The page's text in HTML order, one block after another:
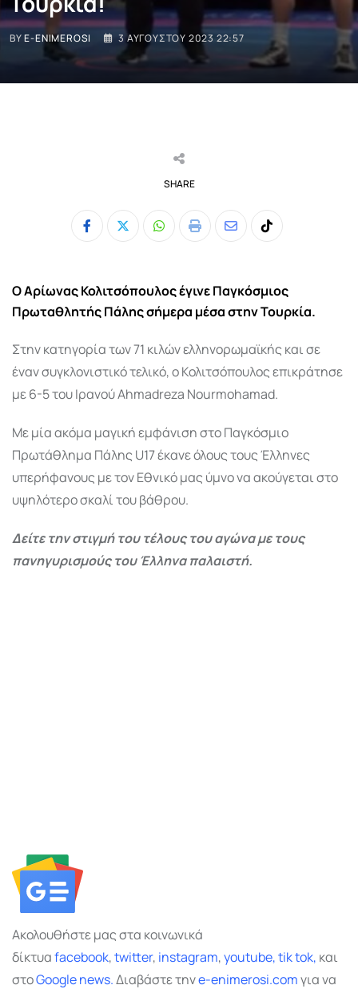
BYE-ENIMEROSI 3 ΑΥΓΟΎΣΤΟΥ 2023 22:57
SHARE
Whatsapp
Print
ShareTiktok
Ο Αρίωνας ΚολιτσόπουλοςέγινεΠαγκόσμιος
Πρωταθλητής Πάλης σήμερα μέσα στηνΤουρκία.
Στην κατηγορία των 71 κιλών ελληνορωμαϊκής και σε
έναν συγκλονιστικό τελικό, ο Κολιτσόπουλος επικράτησε
με 6-5 του Ιρανού Ahmadreza Nourmohamad.
Με μία ακόμα μαγική εμφάνιση στο Παγκόσμιο
Πρωτάθλημα Πάλης U17 έκανε όλους τους Έλληνες
υπερήφανους με τον Εθνικό μας ύμνο να ακούγεται στο
υψηλότερο σκαλί του βάθρου.
Δείτε την στιγμή του τέλους του αγώνα με τους
πανηγυρισμούς του Έλληνα παλαιστή.
Ακολουθήστε μας στα κοινωνικά
δίκτυαfacebook,twitter, instagram,youtube,tik tok, και
στοGooglenews.Διαβάστε τηνe-enimerosi.comγια να